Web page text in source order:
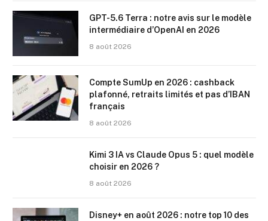
GPT-5.6 Terra : notre avis sur le modèle
intermédiaire d’OpenAI en 2026
8 août 2026
Compte SumUp en 2026 : cashback
plafonné, retraits limités et pas d’IBAN
français
8 août 2026
Kimi 3 IA vs Claude Opus 5 : quel modèle
choisir en 2026 ?
8 août 2026
Disney+ en août 2026 : notre top 10 des